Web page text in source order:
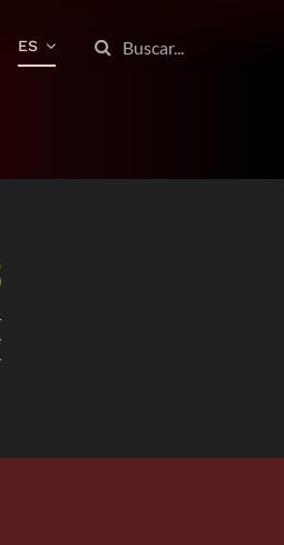
ES BUSCAR: